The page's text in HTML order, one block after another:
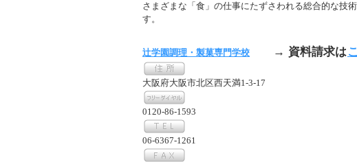
さまざまな「食」の仕事にたずさわれる総合的な技
す。
辻学園調理・製菓専門学校 → 資料請求は
大阪府大阪市北区西天満1-3-17
0120-86-1593
06-6367-1261